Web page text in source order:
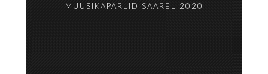
MUUSIKAPÄRLID SAAREL 2020